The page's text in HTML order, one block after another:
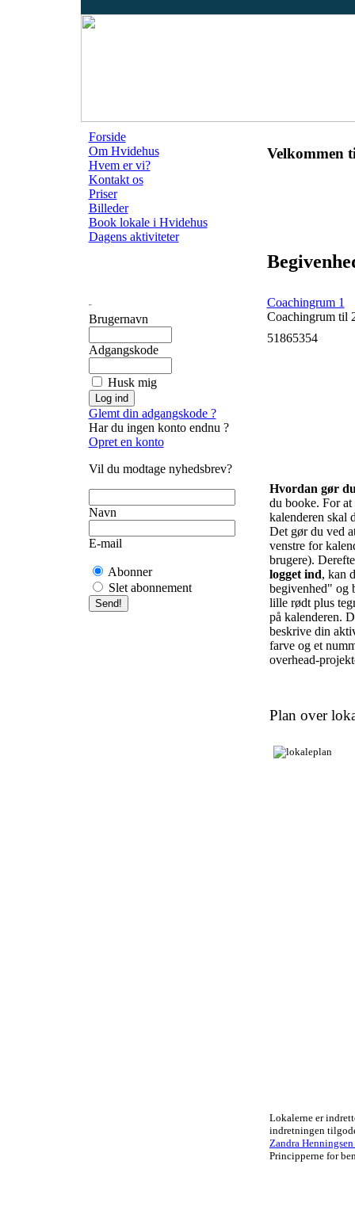
Forside
Om Hvidehus
Hvem er vi?
Kontakt os
Priser
Billeder
Book lokale i Hvidehus
Dagens aktiviteter
Brugernavn
Adgangskode
Husk mig
Glemt din adgangskode ?
Har du ingen konto endnu ?
Opret en konto
Vil du modtage nyhedsbrev?
Navn
E-mail
Abonner
Slet abonnement
Velkommen
Coachingrum 1
Coachingrum til
51865354
Hvordan gør
du booke. For
kalenderen skal
Det gør du ved
venstre for
brugere).
logget ind, kan
begivenhed" og
lille rødt plus
på kalenderen.
beskrive din
farve og et
overhead-
Plan over
Lokalerne er
indretningen
Zandra Henningsen
Principperne for